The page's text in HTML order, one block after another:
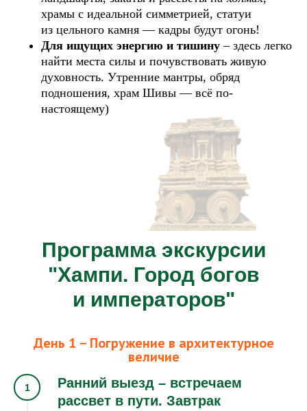
храмы с идеальной симметрией, статуи
из цельного камня — кадры будут огонь!
Для ищущих энергию и тишину– здесь легко
найти места силы и почувствовать живую
духовность. Утренние мантры, обряд
подношения, храм Шивы — всё по-
настоящему)
Программа экскурсии
"Хампи. Город богов
и императоров"
День 1 – Погружение в архитектурное
величие
Ранний выезд – встречаем
рассвет в пути. Завтрак